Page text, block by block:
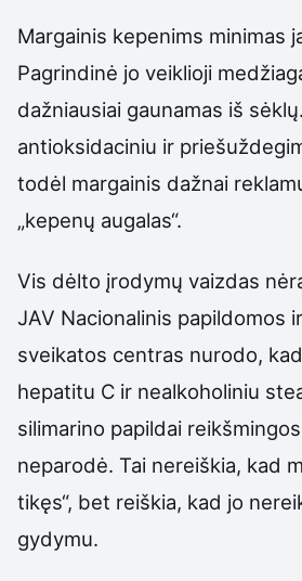
Margainis kepenims minimas
Pagrindinė jo veiklioji
dažniausiai gaunamas iš
antioksidaciniu ir
todėl margainis dažnai
„kepenų augalas“.
Vis dėlto įrodymų vaizdas
JAV Nacionalinis papildomos
sveikatos centras nurodo,
hepatitu C ir nealkoholiniu
silimarino papildai
neparodė. Tai nereiškia, kad
tikęs“, bet reiškia, kad jo
gydymu.